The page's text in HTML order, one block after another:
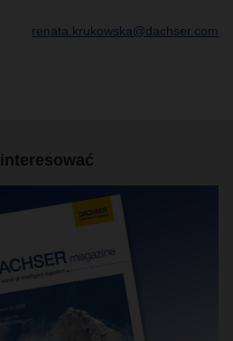
renata.krukowska@dachser.com